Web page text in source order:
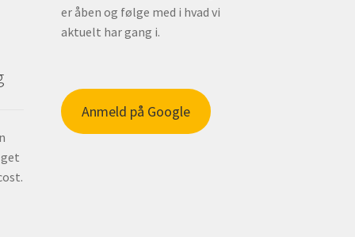
er åben og følge med i hvad vi
aktuelt har gang i.
Anmeld på Google